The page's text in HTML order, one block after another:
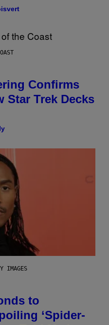
Confirms
Star Trek Decks
IMAGES
to
‘Spider-